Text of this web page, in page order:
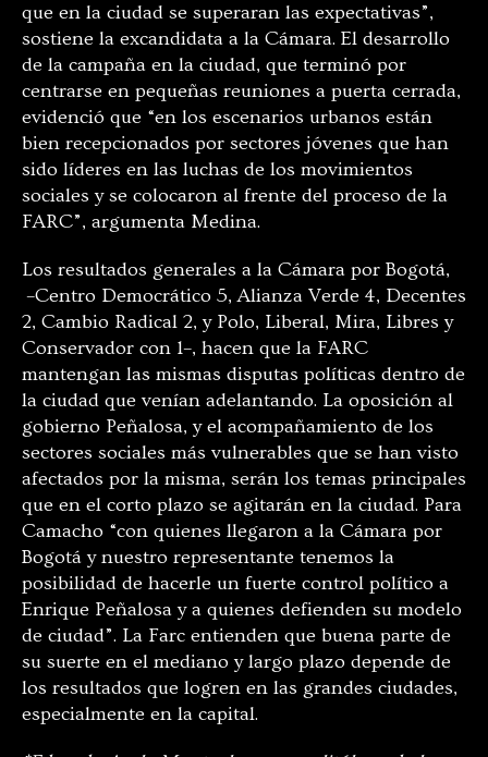
que en la ciudad se superaran las expectativas”,
sostiene la excandidata a la Cámara. El desarrollo
de la campaña en la ciudad, que terminó por
centrarse en pequeñas reuniones a puerta cerrada,
evidenció que “en los escenarios urbanos están
bien recepcionados por sectores jóvenes que han
sido líderes en las luchas de los movimientos
sociales y se colocaron al frente del proceso de la
FARC”, argumenta Medina.
Los resultados generales a la Cámara por Bogotá,
–Centro Democrático 5, Alianza Verde 4, Decentes
2, Cambio Radical 2, y Polo, Liberal, Mira, Libres y
Conservador con 1–, hacen que la FARC
mantengan las mismas disputas políticas dentro de
la ciudad que venían adelantando. La oposición al
gobierno Peñalosa, y el acompañamiento de los
sectores sociales más vulnerables que se han visto
afectados por la misma, serán los temas principales
que en el corto plazo se agitarán en la ciudad. Para
Camacho “con quienes llegaron a la Cámara por
Bogotá y nuestro representante tenemos la
posibilidad de hacerle un fuerte control político a
Enrique Peñalosa y a quienes defienden su modelo
de ciudad”. La Farc entienden que buena parte de
su suerte en el mediano y largo plazo depende de
los resultados que logren en las grandes ciudades,
especialmente en la capital.